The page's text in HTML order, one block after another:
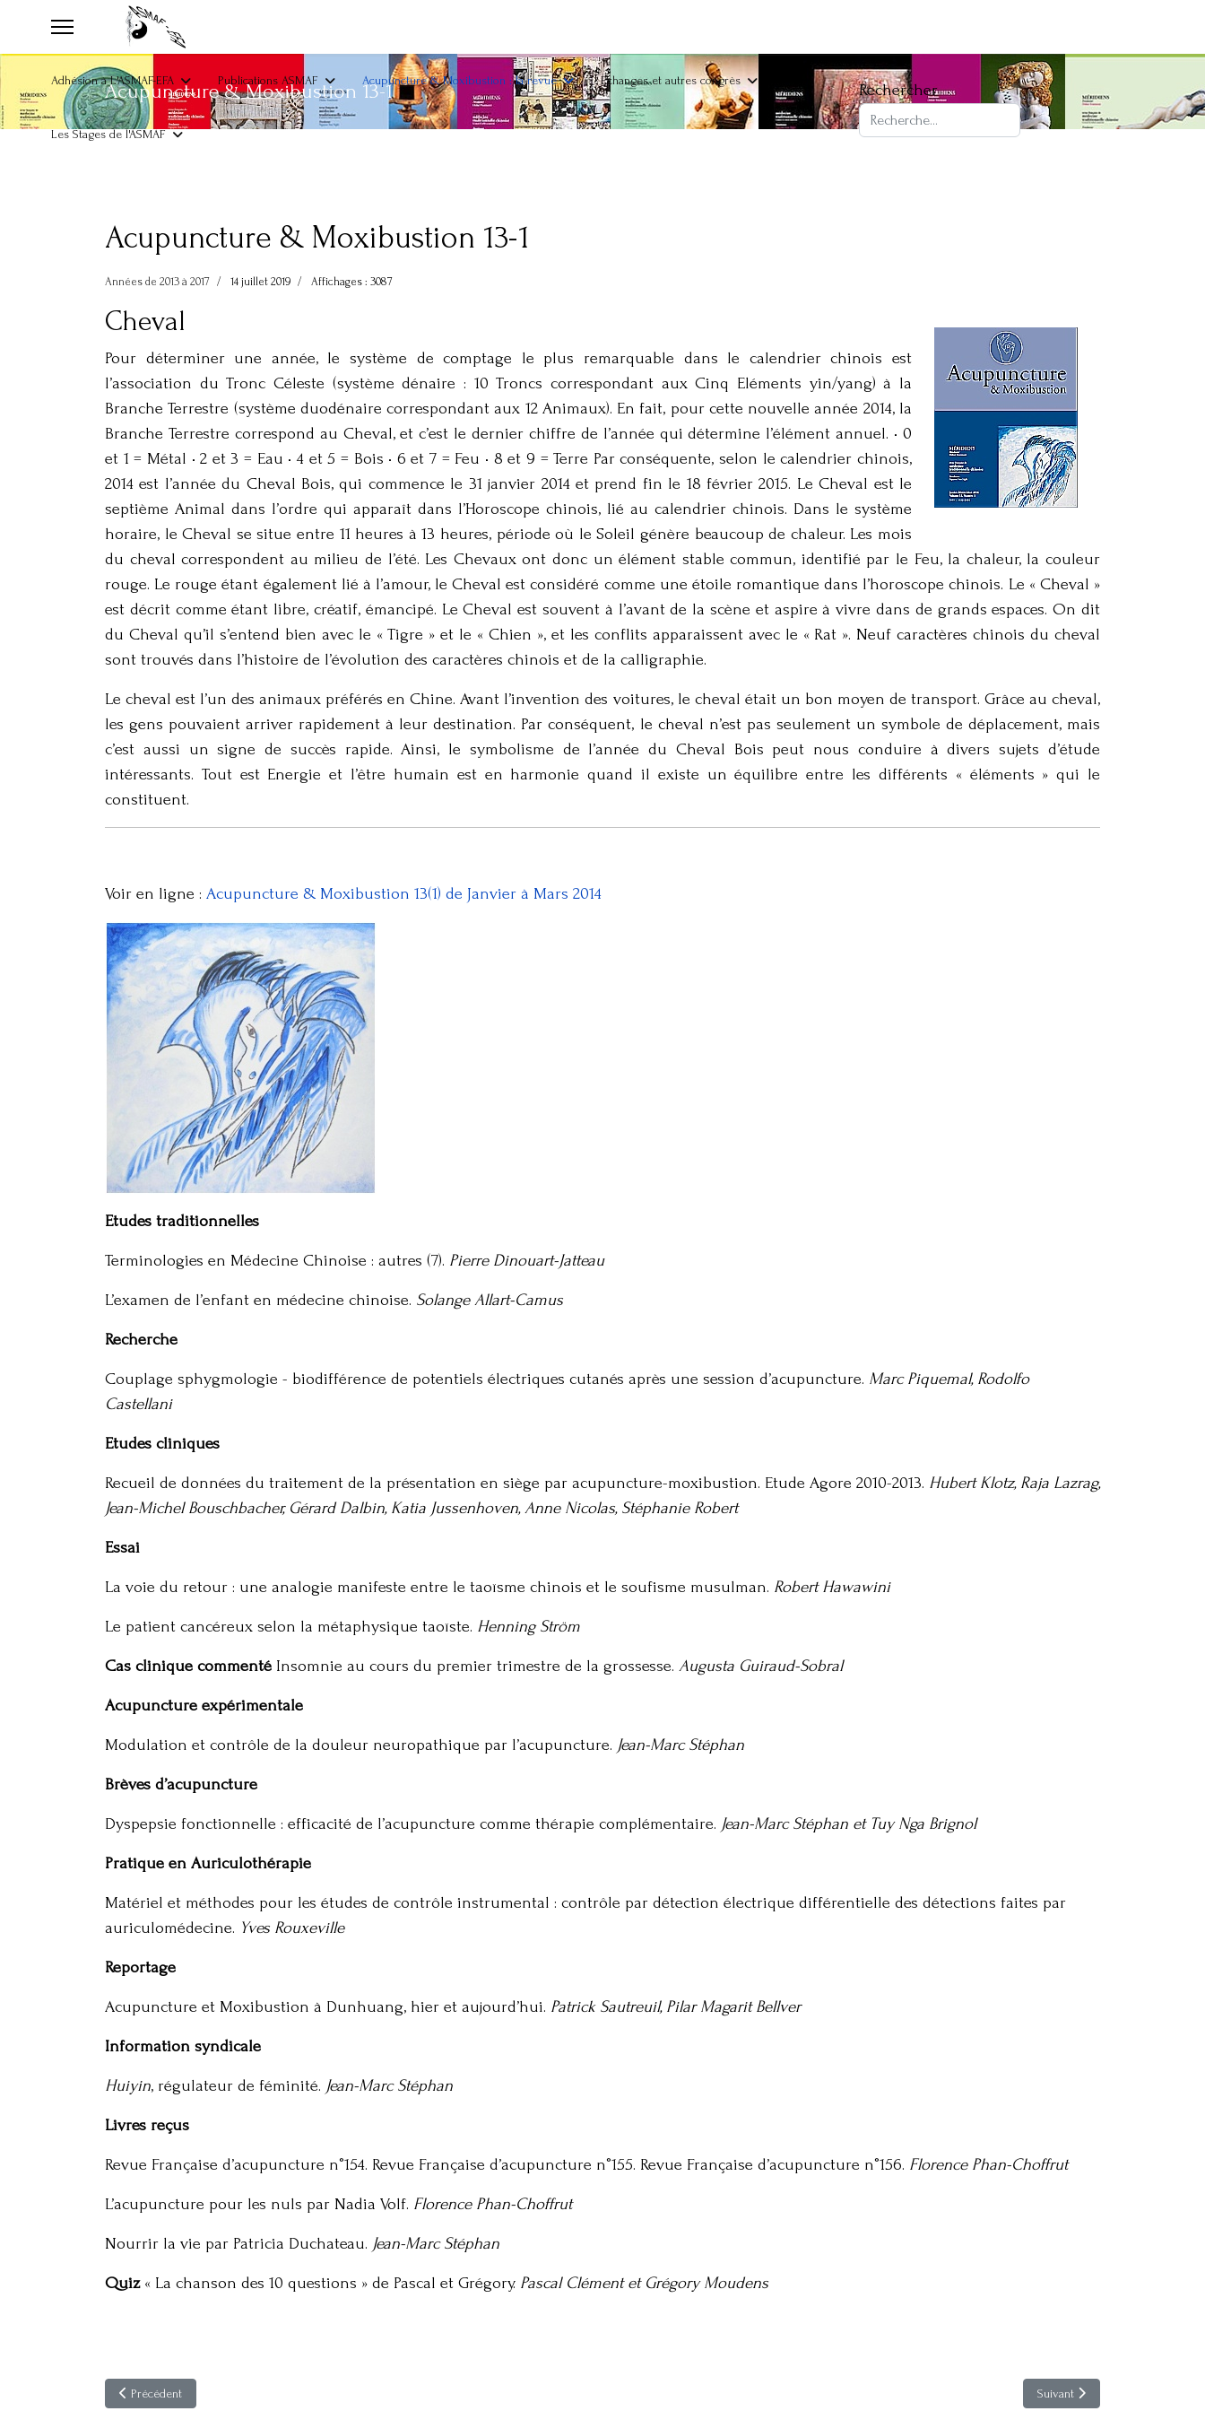
Adhésion à L'ASMAF-EFA Publications ASMAF Acupuncture & Moxibustion : la revue Echanges et autres congrès
Les Stages de l'ASMAF
Rechercher
Acupuncture & Moxibustion 13-1
Acupuncture & Moxibustion 13-1
Années de 2013 à 2017 14 juillet 2019 Affichages : 3087
Cheval
Pour déterminer une année, le système de comptage le plus remarquable dans le calendrier chinois est
l’association du Tronc Céleste (système dénaire : 10 Troncs correspondant aux Cinq Eléments yin/yang) à la
Branche Terrestre (système duodénaire correspondant aux 12 Animaux). En fait, pour cette nouvelle année 2014, la
Branche Terrestre correspond au Cheval, et c’est le dernier chiffre de l’année qui détermine l’élément annuel. • 0
et 1 = Métal • 2 et 3 = Eau • 4 et 5 = Bois • 6 et 7 = Feu • 8 et 9 = Terre Par conséquente, selon le calendrier chinois,
2014 est l’année du Cheval Bois, qui commence le 31 janvier 2014 et prend fin le 18 février 2015. Le Cheval est le
septième Animal dans l’ordre qui apparaît dans l’Horoscope chinois, lié au calendrier chinois. Dans le système
horaire, le Cheval se situe entre 11 heures à 13 heures, période où le Soleil génère beaucoup de chaleur. Les mois
du cheval correspondent au milieu de l’été. Les Chevaux ont donc un élément stable commun, identifié par le Feu, la chaleur, la couleur
rouge. Le rouge étant également lié à l’amour, le Cheval est considéré comme une étoile romantique dans l’horoscope chinois. Le « Cheval »
est décrit comme étant libre, créatif, émancipé. Le Cheval est souvent à l’avant de la scène et aspire à vivre dans de grands espaces. On dit
du Cheval qu’il s’entend bien avec le « Tigre » et le « Chien », et les conflits apparaissent avec le « Rat ». Neuf caractères chinois du cheval
sont trouvés dans l’histoire de l’évolution des caractères chinois et de la calligraphie.
Le cheval est l’un des animaux préférés en Chine. Avant l’invention des voitures, le cheval était un bon moyen de transport. Grâce au cheval,
les gens pouvaient arriver rapidement à leur destination. Par conséquent, le cheval n’est pas seulement un symbole de déplacement, mais
c’est aussi un signe de succès rapide. Ainsi, le symbolisme de l’année du Cheval Bois peut nous conduire à divers sujets d’étude
intéressants. Tout est Energie et l’être humain est en harmonie quand il existe un équilibre entre les différents « éléments » qui le
constituent.
Voir en ligne : Acupuncture & Moxibustion 13(1) de Janvier à Mars 2014
Etudes traditionnelles
Terminologies en Médecine Chinoise : autres (7). Pierre Dinouart-Jatteau
L’examen de l’enfant en médecine chinoise. Solange Allart-Camus
Recherche
Couplage sphygmologie - biodifférence de potentiels électriques cutanés après une session d’acupuncture. Marc Piquemal, Rodolfo
Castellani
Etudes cliniques
Recueil de données du traitement de la présentation en siège par acupuncture-moxibustion. Etude Agore 2010-2013. Hubert Klotz, Raja Lazrag,
Jean-Michel Bouschbacher, Gérard Dalbin, Katia Jussenhoven, Anne Nicolas, Stéphanie Robert
Essai
La voie du retour : une analogie manifeste entre le taoïsme chinois et le soufisme musulman. Robert Hawawini
Le patient cancéreux selon la métaphysique taoïste. Henning Ström
Cas clinique commenté Insomnie au cours du premier trimestre de la grossesse. Augusta Guiraud-Sobral
Acupuncture expérimentale
Modulation et contrôle de la douleur neuropathique par l’acupuncture. Jean-Marc Stéphan
Brèves d’acupuncture
Dyspepsie fonctionnelle : efficacité de l’acupuncture comme thérapie complémentaire. Jean-Marc Stéphan et Tuy Nga Brignol
Pratique en Auriculothérapie
Matériel et méthodes pour les études de contrôle instrumental : contrôle par détection électrique différentielle des détections faites par
auriculomédecine. Yves Rouxeville
Reportage
Acupuncture et Moxibustion à Dunhuang, hier et aujourd’hui. Patrick Sautreuil, Pilar Magarit Bellver
Information syndicale
Huiyin, régulateur de féminité. Jean-Marc Stéphan
Livres reçus
Revue Française d’acupuncture n°154. Revue Française d’acupuncture n°155. Revue Française d’acupuncture n°156. Florence Phan-Choffrut
L’acupuncture pour les nuls par Nadia Volf. Florence Phan-Choffrut
Nourrir la vie par Patricia Duchateau. Jean-Marc Stéphan
Quiz« La chanson des 10 questions » de Pascal et Grégory. Pascal Clément et Grégory Moudens
Article précédent : Acupuncture & Moxibustion 12(4)
Précédent Article suivant : Acupuncture &
Suivant